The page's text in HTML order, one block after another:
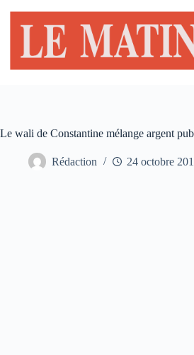
contenu
Le wali de Constantine mélange argent
Rédaction 24 octobre